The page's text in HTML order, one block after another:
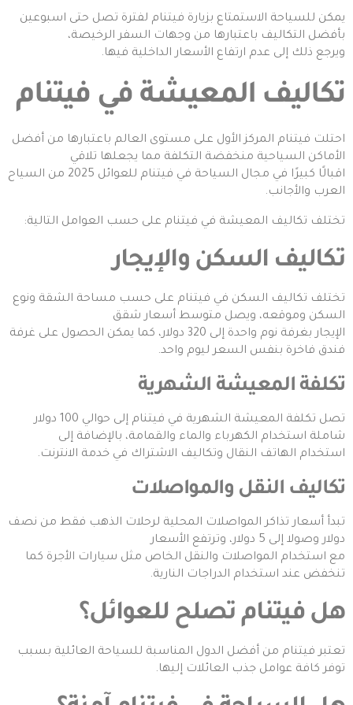
يمكن للسياحة الاستمتاع بزيارة فيتنام لفترة تصل حتى اسبوعين
بأفضل التكاليف باعتبارها من وجهات السفر الرخيصة،
ويرجع ذلك إلى عدم ارتفاع الأسعار الداخلية فيها.
تكاليف المعيشة في فيتنام
احتلت فيتنام المركز الأول على مستوى العالم باعتبارها من أفضل
الأماكن السياحية منخفضة التكلفة مما يجعلها تلاقي
اقبالًا كبيرًا في مجال السياحة في فيتنام للعوائل 2025 من السياح
العرب والأجانب.
تختلف تكاليف المعيشة في فيتنام على حسب العوامل التالية:
تكاليف السكن والإيجار
تختلف تكاليف السكن في فيتنام على حسب مساحة الشقة ونوع
السكن وموقعه، ويصل متوسط أسعار شقق
الإيجار بغرفة نوم واحدة إلى 320 دولار، كما يمكن الحصول على غرفة
فندق فاخرة بنفس السعر ليوم واحد.
تكلفة المعيشة الشهرية
تصل تكلفة المعيشة الشهرية في فيتنام إلى حوالي 100 دولار
شاملة استخدام الكهرباء والماء والقمامة، بالإضافة إلى
استخدام الهاتف النقال وتكاليف الاشتراك في خدمة الانترنت.
تكاليف النقل والمواصلات
تبدأ أسعار تذاكر المواصلات المحلية لرحلات الذهب فقط من نصف
دولار وصولا إلى 5 دولار، وترتفع الأسعار
مع استخدام المواصلات والنقل الخاص مثل سيارات الأجرة كما
تنخفض عند استخدام الدراجات النارية.
هل فيتنام تصلح للعوائل؟
تعتبر فيتنام من أفضل الدول المناسبة للسياحة العائلية بسبب
توفر كافة عوامل جذب العائلات إليها.